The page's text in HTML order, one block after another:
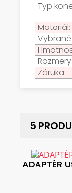
Typ
Materiál:
Rozmery:
Záruka:
5
ADAPTÉR